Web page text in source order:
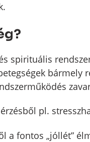
spirituális
bármely
pl.
a fontos „jóllét”